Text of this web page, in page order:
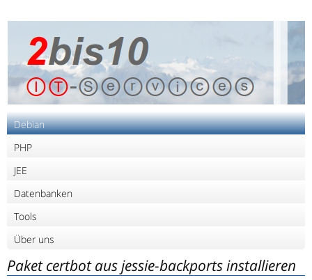
Debian
PHP
JEE
Datenbanken
Tools
Über uns
Paket certbot aus jessie-backports installieren